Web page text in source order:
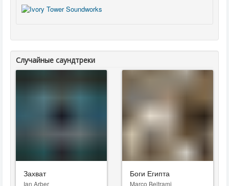
Случайные саундтреки
Захват
Ian Arber
Боги Египта
Marco Beltrami